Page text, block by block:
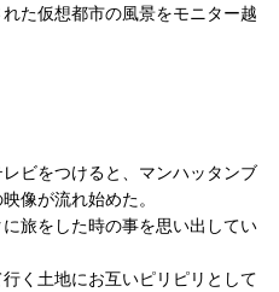
た仮想都市の風景をモニター越
ビをつけると、マンハッタンブ
像が流れ始めた。
旅をした時の事を思い出してい
く土地にお互いピリピリとして